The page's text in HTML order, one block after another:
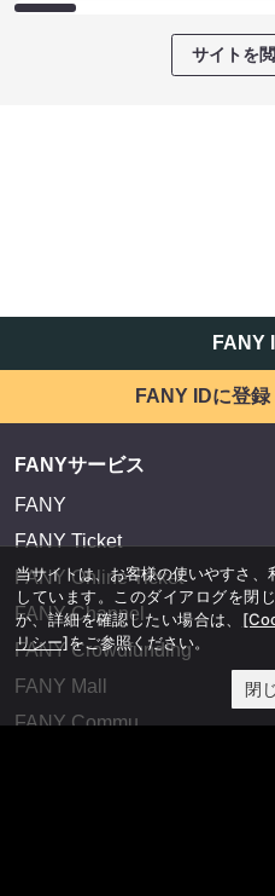
サイトを
FANY
FANY IDに登
FANYサービス
FANY
FANY Ticket
FANY Online Ticket
FANY Channel
FANY Crowdfunding
FANY Mall
FANY Commu
当サイトは、お客様の使いやすさ
しています。このダイアログを閉
か、詳細を確認したい場合は、
リシー]をご参照ください。
閉